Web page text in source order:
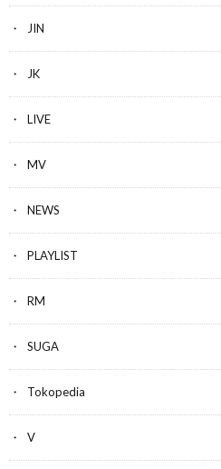
JIN
JK
LIVE
MV
NEWS
PLAYLIST
RM
SUGA
Tokopedia
V